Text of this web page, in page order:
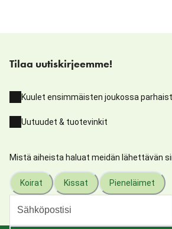
Tilaa uutiskirjeemme!
Kuulet ensimmäisten joukossa
Uutuudet & tuotevinkit
Mistä aiheista haluat meidän lähettävän
Koirat Kissat Pieneläimet